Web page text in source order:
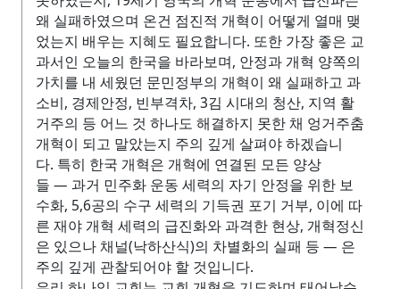
왜 실패하였으며 온건 점진적 개혁이 어떻게 열매 맺
었는지 배우는 지혜도 필요합니다. 또한 가장 좋은 교
과서인 오늘의 한국을 바라보며, 안정과 개혁 양쪽의
가치를 내 세웠던 문민정부의 개혁이 왜 실패하고 과
소비, 경제안정, 빈부격차, 3김 시대의 청산, 지역 활
거주의 등 어느 것 하나도 해결하지 못한 채 엉거주춤
개혁이 되고 말았는지 주의 깊게 살펴야 하겠습니
다. 특히 한국 개혁은 개혁에 연결된 모든 양상
들 — 과거 민주화 운동 세력의 자기 안정을 위한 보
수화, 5,6공의 수구 세력의 기득권 포기 거부, 이에 따
른 재야 개혁 세력의 급진화와 과격한 현상, 개혁정신
은 있으나 채널(낙하산식)의 차별화의 실패 등 — 은
주의 깊게 관찰되어야 할 것입니다.